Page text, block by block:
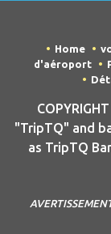
Home
d'aéroport
"TripTQ" and
as TripTQ